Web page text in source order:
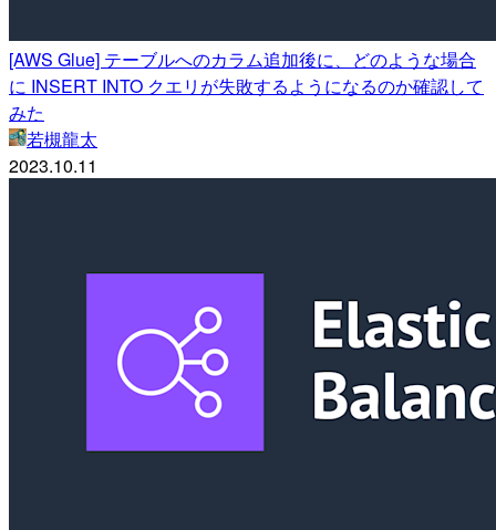
[AWS Glue] テーブルへのカラム追加後に、どのような場合
に INSERT INTO クエリが失敗するようになるのか確認して
みた
若槻龍太
2023.10.11